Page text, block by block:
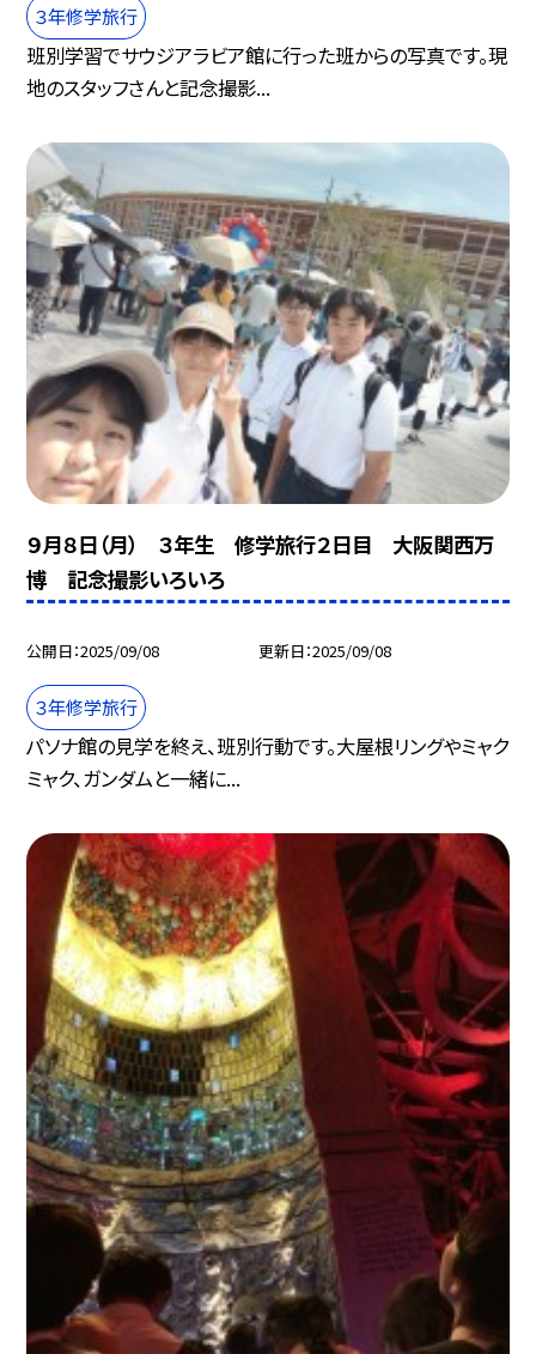
３年修学旅行
班別学習でサウジアラビア館に行った班からの写真です。現
地のスタッフさんと記念撮影...
９月８日（月） ３年生 修学旅行２日目 大阪関西万
博 記念撮影いろいろ
公開日 2025/09/08 更新日 2025/09/08
３年修学旅行
パソナ館の見学を終え、班別行動です。大屋根リングやミャク
ミャク、ガンダムと一緒に...